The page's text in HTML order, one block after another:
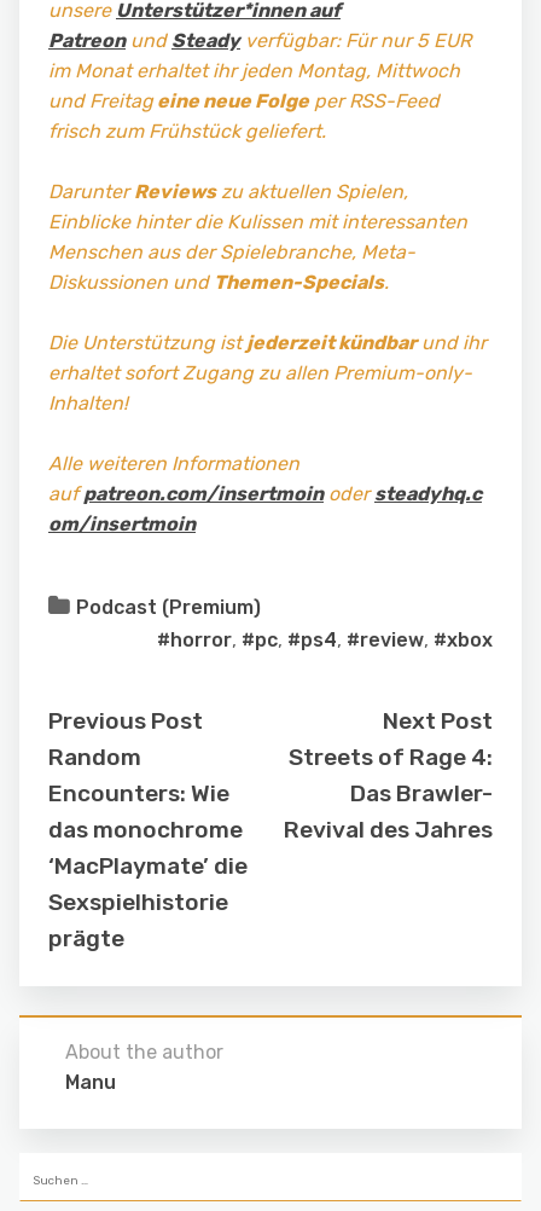
unsere Unterstützer*innen auf
Patreonund Steadyverfügbar: Für nur 5 EUR
im Monat erhaltet ihr jeden Montag, Mittwoch
und Freitageine neue Folgeper RSS-Feed
frisch zum Frühstück geliefert.
DarunterReviewszu aktuellen Spielen,
Einblicke hinter die Kulissen mit interessanten
Menschen aus der Spielebranche, Meta-
Diskussionen und Themen-Specials.
Die Unterstützung istjederzeit kündbarund ihr
erhaltet sofort Zugang zu allen Premium-only-
Inhalten!
Alle weiteren Informationen
aufpatreon.com/insertmoinodersteadyhq.c
om/insertmoin
Podcast (Premium)
#horror, #pc, #ps4, #review, #xbox
Previous Post
Random
Encounters: Wie
das monochrome
‘MacPlaymate’ die
Sexspielhistorie
prägte
Next Post
Streets of Rage 4:
Das Brawler-
Revival des Jahres
About the author
Manu
nach: